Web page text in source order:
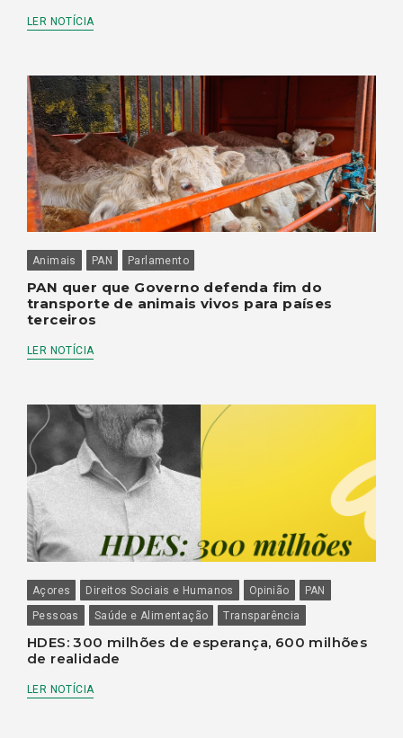
LER NOTÍCIA
Animais PAN Parlamento
PAN quer que Governo defenda fim do
transporte de animais vivos para países
terceiros
LER NOTÍCIA
Açores Direitos Sociais e Humanos Opinião
PAN
Pessoas
Saúde e Alimentação Transparência
HDES: 300 milhões de esperança, 600 milhões
de realidade
LER NOTÍCIA